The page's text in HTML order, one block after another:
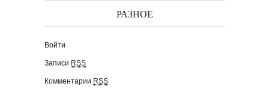
РАЗНОЕ
Войти
Записи RSS
Комментарии RSS